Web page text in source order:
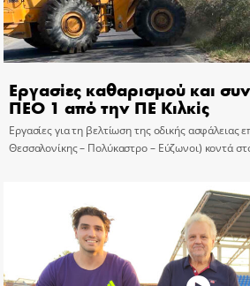
Εργασίες καθαρισμού και
ΠΕΟ 1 από την ΠΕ Κιλκίς
Εργασίες για τη βελτίωση της οδικής ασφάλειας
Θεσσαλονίκης – Πολύκαστρο – Εύζωνοι) κοντά